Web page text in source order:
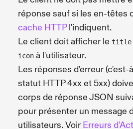
réponse sauf si les en-têtes
cache HTTPl'indiquent.
Le client doit afficher le title
icon à l'utilisateur.
Les réponses d'erreur (c'est-
statut HTTP 4xx et 5xx)
corps de réponse JSON
pour présenter un message
utilisateurs. Voir Erreurs